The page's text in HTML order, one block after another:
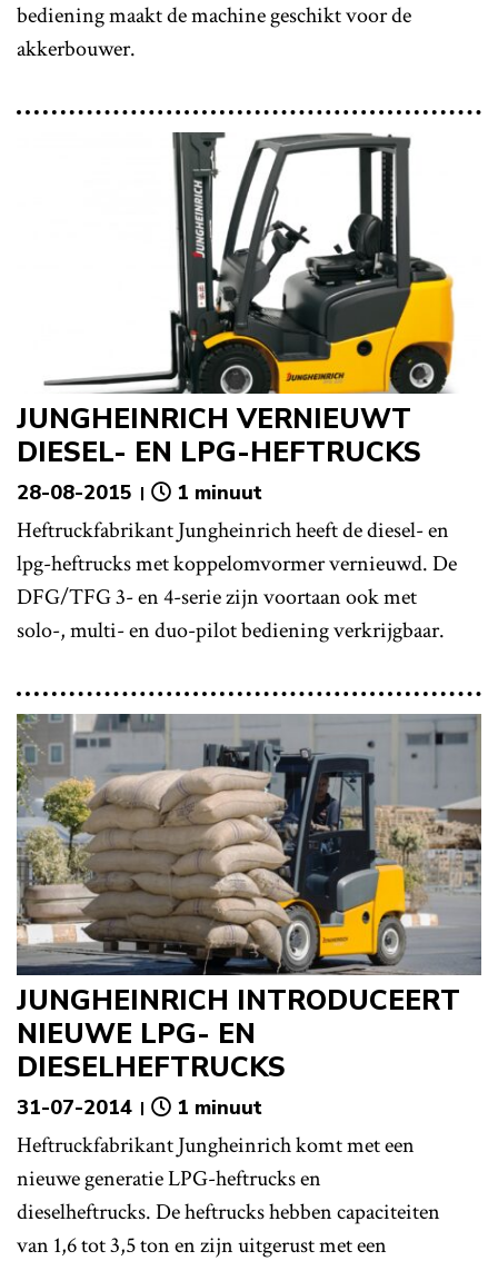
bediening maakt de machine geschikt voor de
akkerbouwer.
JUNGHEINRICH VERNIEUWT
DIESEL- EN LPG-HEFTRUCKS
28-08-2015 1 minuut
Heftruckfabrikant Jungheinrich heeft de diesel- en
lpg-heftrucks met koppelomvormer vernieuwd. De
DFG/TFG 3- en 4-serie zijn voortaan ook met
solo-, multi- en duo-pilot bediening verkrijgbaar.
JUNGHEINRICH INTRODUCEERT
NIEUWE LPG- EN
DIESELHEFTRUCKS
31-07-2014 1 minuut
Heftruckfabrikant Jungheinrich komt met een
nieuwe generatie LPG-heftrucks en
dieselheftrucks. De heftrucks hebben capaciteiten
van 1,6 tot 3,5 ton en zijn uitgerust met een